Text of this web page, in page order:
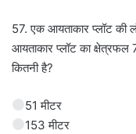
57. एक आयताकार प्लॉट की
आयताकार प्लॉट का क्षेत्रफल
कितनी है?
51 मीटर
153 मीटर